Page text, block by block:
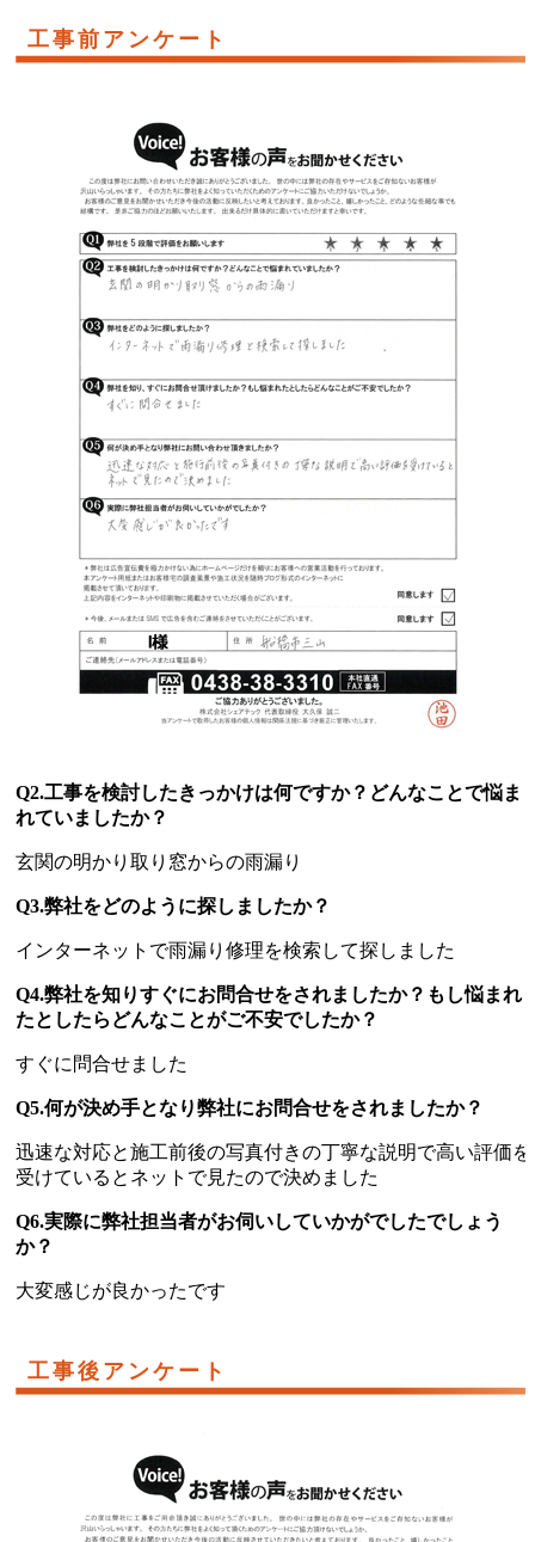
工事前アンケート
Q2.工事を検討したきっかけは何ですか？どんなことで悩ま
れていましたか？
玄関の明かり取り窓からの雨漏り
Q3.弊社をどのように探しましたか？
インターネットで雨漏り修理を検索して探しました
Q4.弊社を知りすぐにお問合せをされましたか？もし悩まれ
たとしたらどんなことがご不安でしたか？
すぐに問合せました
Q5.何が決め手となり弊社にお問合せをされましたか？
迅速な対応と施工前後の写真付きの丁寧な説明で高い評価を
受けているとネットで見たので決めました
Q6.実際に弊社担当者がお伺いしていかがでしたでしょう
か？
大変感じが良かったです
工事後アンケート